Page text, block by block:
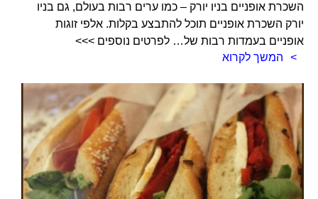
השכרת אופניים בניו יורק – כמו ערים רבות בעולם, גם בניו
יורק השכרת אופניים תוכל להתבצע בקלות. אלפי זוגות
אופניים בעמדות רבות של… לפרטים נוספים >>>
המשך לקרוא